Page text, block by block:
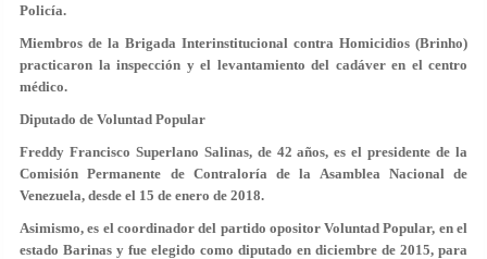
Policía.
Miembros de la Brigada Interinstitucional contra Homicidios (Brinho)
practicaron la inspección y el levantamiento del cadáver en el centro
médico.
Diputado de Voluntad Popular
Freddy Francisco Superlano Salinas, de 42 años, es el presidente de la
Comisión Permanente de Contraloría de la Asamblea Nacional de
Venezuela, desde el 15 de enero de 2018.
Asimismo, es el coordinador del partido opositor Voluntad Popular, en el
estado Barinas y fue elegido como diputado en diciembre de 2015, para